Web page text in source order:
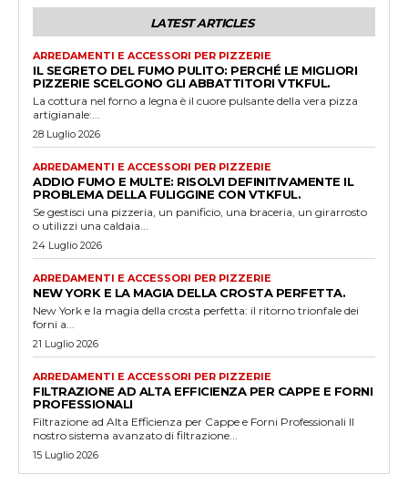
LATEST ARTICLES
ARREDAMENTI E ACCESSORI PER PIZZERIE
IL SEGRETO DEL FUMO PULITO: PERCHÉ LE MIGLIORI
PIZZERIE SCELGONO GLI ABBATTITORI VTKFUL.
La cottura nel forno a legna è il cuore pulsante della vera pizza
artigianale:...
28 Luglio 2026
ARREDAMENTI E ACCESSORI PER PIZZERIE
ADDIO FUMO E MULTE: RISOLVI DEFINITIVAMENTE IL
PROBLEMA DELLA FULIGGINE CON VTKFUL.
Se gestisci una pizzeria, un panificio, una braceria, un girarrosto
o utilizzi una caldaia...
24 Luglio 2026
ARREDAMENTI E ACCESSORI PER PIZZERIE
NEW YORK E LA MAGIA DELLA CROSTA PERFETTA.
New York e la magia della crosta perfetta: il ritorno trionfale dei
forni a...
21 Luglio 2026
ARREDAMENTI E ACCESSORI PER PIZZERIE
FILTRAZIONE AD ALTA EFFICIENZA PER CAPPE E FORNI
PROFESSIONALI
Filtrazione ad Alta Efficienza per Cappe e Forni Professionali Il
nostro sistema avanzato di filtrazione...
15 Luglio 2026